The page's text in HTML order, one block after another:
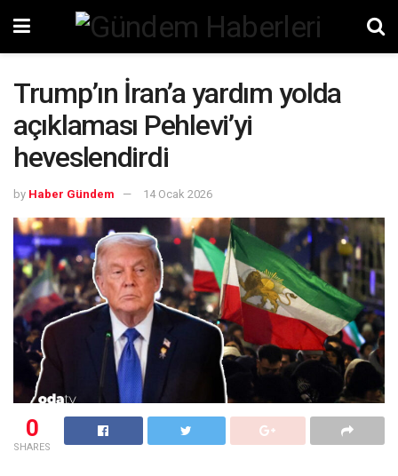
Trump’ın İran’a yardım yolda
açıklaması Pehlevi’yi
heveslendirdi
by Haber Gündem 14 Ocak 2026
0
SHARES